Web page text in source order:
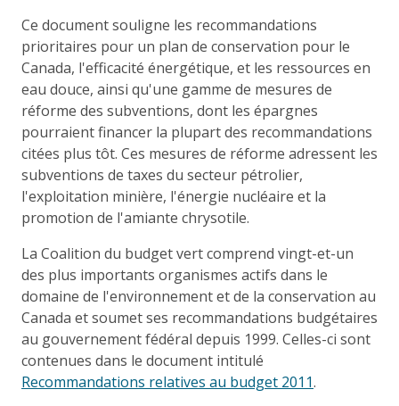
Ce document souligne les recommandations
prioritaires pour un plan de conservation pour le
Canada, l'efficacité énergétique, et les ressources en
eau douce, ainsi qu'une gamme de mesures de
réforme des subventions, dont les épargnes
pourraient financer la plupart des recommandations
citées plus tôt. Ces mesures de réforme adressent les
subventions de taxes du secteur pétrolier,
l'exploitation minière, l'énergie nucléaire et la
promotion de l'amiante chrysotile.
La Coalition du budget vert comprend vingt-et-un
des plus importants organismes actifs dans le
domaine de l'environnement et de la conservation au
Canada et soumet ses recommandations budgétaires
au gouvernement fédéral depuis 1999. Celles-ci sont
contenues dans le document intitulé
Recommandations relatives au budget 2011.